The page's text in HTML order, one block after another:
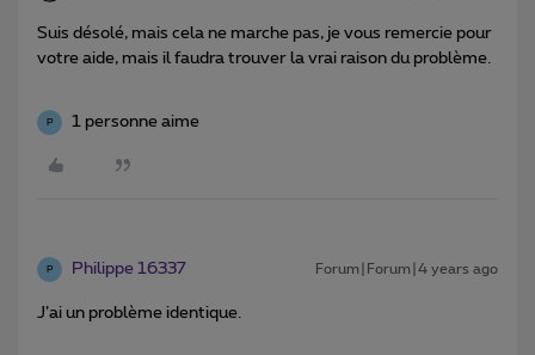
Suis désolé, mais cela ne marche pas, je vous remercie pour
votre aide, mais il faudra trouver la vrai raison du problème.
P 1 personne aime
P Philippe 16337 Forum|Forum|4 years ago
J’ai un problème identique.